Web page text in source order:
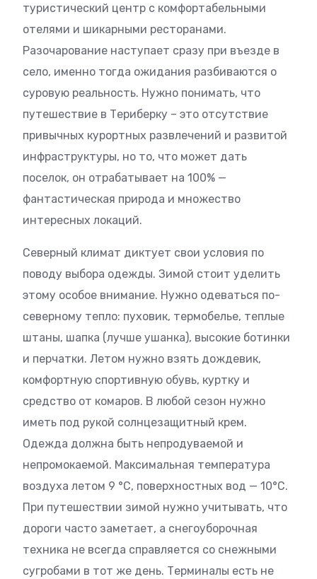
туристический центр с комфортабельными
отелями и шикарными ресторанами.
Разочарование наступает сразу при въезде в
село, именно тогда ожидания разбиваются о
суровую реальность. Нужно понимать, что
путешествие в Териберку – это отсутствие
привычных курортных развлечений и развитой
инфраструктуры, но то, что может дать
поселок, он отрабатывает на 100% —
фантастическая природа и множество
интересных локаций.
Северный климат диктует свои условия по
поводу выбора одежды. Зимой стоит уделить
этому особое внимание. Нужно одеваться по-
северному тепло: пуховик, термобелье, теплые
штаны, шапка (лучше ушанка), высокие ботинки
и перчатки. Летом нужно взять дождевик,
комфортную спортивную обувь, куртку и
средство от комаров. В любой сезон нужно
иметь под рукой солнцезащитный крем.
Одежда должна быть непродуваемой и
непромокаемой. Максимальная температура
воздуха летом 9 °C, поверхностных вод — 10°C.
При путешествии зимой нужно учитывать, что
дороги часто заметает, а снегоуборочная
техника не всегда справляется со снежными
сугробами в тот же день. Терминалы есть не